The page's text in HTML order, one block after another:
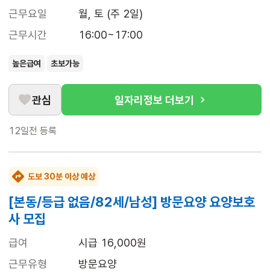
근무요일
월, 토 (주 2일)
근무시간
16:00~17:00
높은급여 초보가능
관심 일자리정보 더보기
12일전 등록
도보 30분 이상 예상
[본동/등급 없음/82세/남성] 방문요양 요양보호
사 모집
급여
시급 16,000원
근무유형
방문요양